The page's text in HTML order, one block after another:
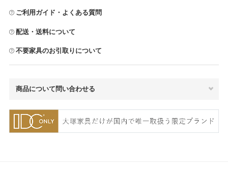
ご利用ガイド・よくある質問
配送・送料について
不要家具のお引取りについて
商品について問い合わせる